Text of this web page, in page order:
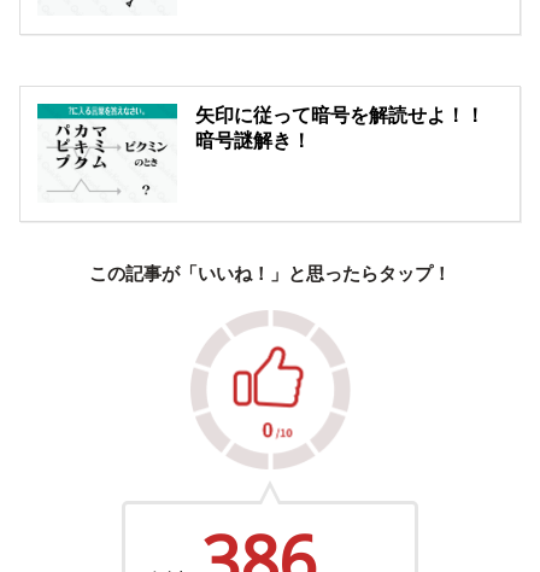
矢印に従って暗号を解読せよ！！
暗号謎解き！
この記事が「いいね！」と思ったらタップ！